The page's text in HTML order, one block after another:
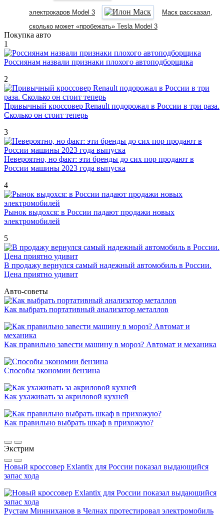
электрокаров Model 3
Маск рассказал,
сколько может «пробежать» Tesla Model 3
Покупка авто
1
Россиянам назвали признаки плохого автоподборщика
2
Привычный кроссовер Renault подорожал в России в три раза.
Сколько он стоит теперь
3
Невероятно, но факт: эти бренды до сих пор продают в
России машины 2023 года выпуска
4
Рынок выдохся: в России падают продажи новых
электромобилей
5
В продажу вернулся самый надежный автомобиль в России.
Цена приятно удивит
Авто-советы
Как выбрать портативный анализатор металлов
Как правильно завести машину в мороз? Автомат и механика
Способы экономии бензина
Как ухаживать за акриловой кухней
Как правильно выбрать шкаф в прихожую?
Экстрим
Новый кроссовер Exlantix для России показал выдающийся
запас хода
Рустам Минниханов в Челнах протестировал электромобиль